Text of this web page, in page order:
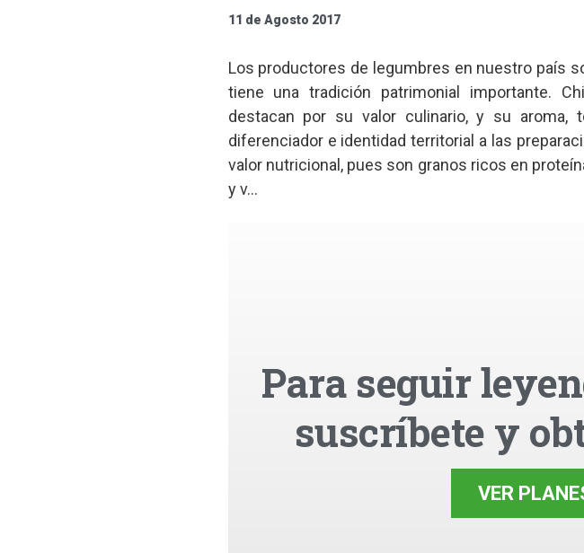
11 de Agosto 2017
Los productores de legumbres en nuestro país
tiene una tradición patrimonial importante.
destacan por su valor culinario, y su
diferenciador e identidad territorial a las
valor nutricional, pues son granos ricos en
y v...
Para seguir
suscríbete y
VER